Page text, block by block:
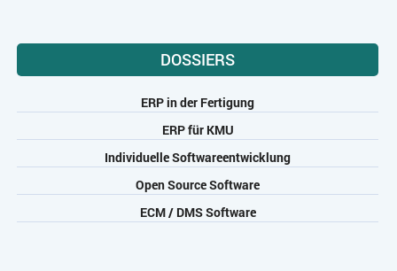
DOSSIERS
ERP in der Fertigung
ERP für KMU
Individuelle Softwareentwicklung
Open Source Software
ECM / DMS Software